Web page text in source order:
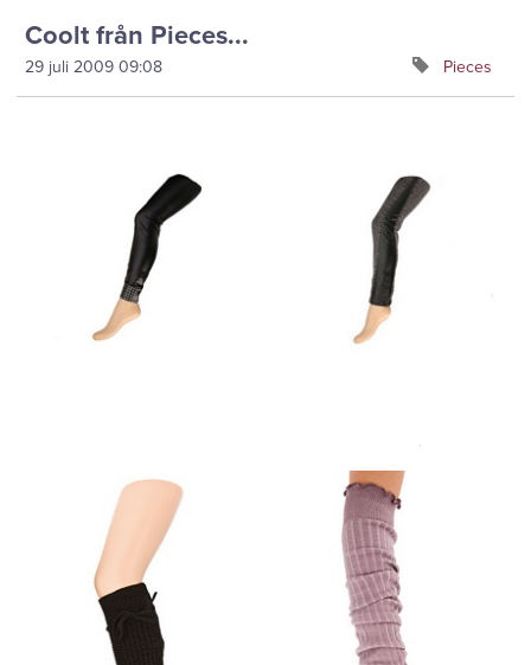
Coolt från Pieces...
29 juli 2009 09:08 Pieces